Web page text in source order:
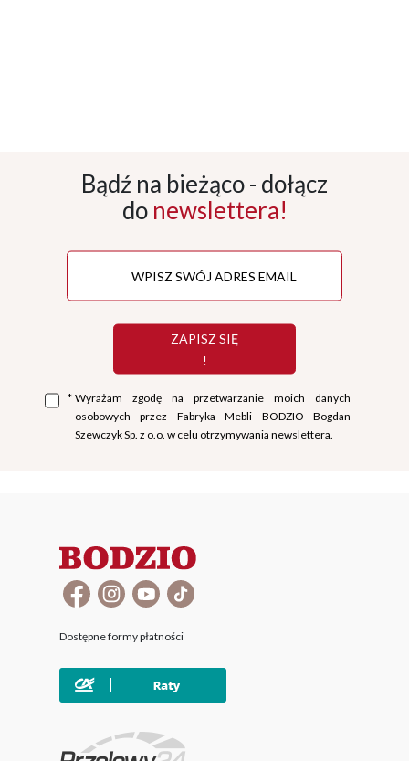
Bądź na bieżąco - dołącz
do newslettera!
ZAPISZ SIĘ
!
* Wyrażam zgodę na przetwarzanie moich danych
osobowych przez Fabryka Mebli BODZIO Bogdan
Szewczyk Sp. z o.o. w celu otrzymywania newslettera.
Dostępne formy płatności